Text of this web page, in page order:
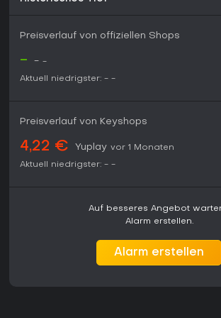
die orchestrale Präsentation bei längeren
Preisverlauf von offiziellen Shops
- - -
Aktuell niedrigster: - -
Preisverlauf von Keyshops
4,22 € Yuplay vor 1 Monaten
Aktuell niedrigster: - -
Auf besseres Angebot
Alarm erstellen.
Alarm erstellen